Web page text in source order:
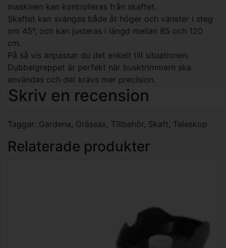
maskinen kan kontrolleras från skaftet.
Skaftet kan svängas både åt höger och vänster i steg
om 45°, och kan justeras i längd mellan 85 och 120
cm.
På så vis anpassar du det enkelt till situationen.
Dubbelgreppet är perfekt när busktrimmern ska
användas och det krävs mer precision.
Skriv en recension
Taggar: Gardena, Grässax , Tillbehör, Skaft, Teleskop
Relaterade produkter